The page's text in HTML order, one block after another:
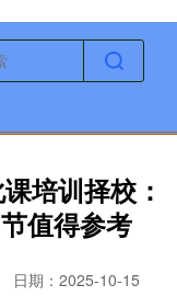
培训择校：
值得参考
日期：2025-10-15